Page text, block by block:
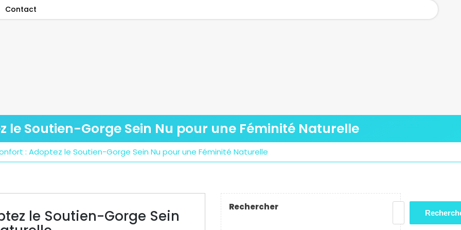
Contact
le Soutien-Gorge Sein Nu pour une Féminité Naturelle
: Adoptez le Soutien-Gorge Sein Nu pour une Féminité Naturelle
le Soutien-Gorge Sein
Rechercher